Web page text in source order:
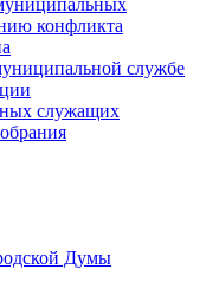
конфликта
службе
служащих
Думы